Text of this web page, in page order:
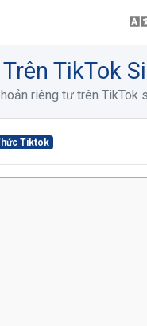
TikTok
riêng tư trên TikTok
Tiktok